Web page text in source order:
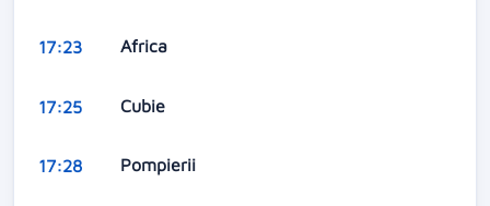
17:23 Africa
17:25 Cubie
17:28 Pompierii